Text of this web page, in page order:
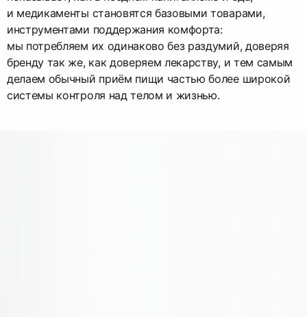
и медикаменты становятся базовыми товарами,
инструментами поддержания комфорта:
мы потребляем их одинаково без раздумий, доверяя
бренду так же, как доверяем лекарству, и тем самым
делаем обычный приём пищи частью более широкой
системы контроля над телом и жизнью.